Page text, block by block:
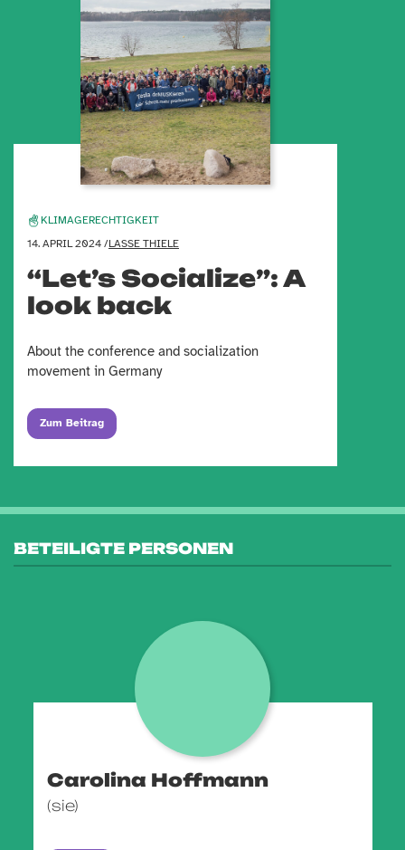
KLIMAGERECHTIGKEIT
14. APRIL 2024 /LASSE THIELE
“Let’s Socialize”: A
look back
About the conference and socialization
movement in Germany
Zum Beitrag
BETEILIGTE PERSONEN
Carolina Hoffmann
(sie)